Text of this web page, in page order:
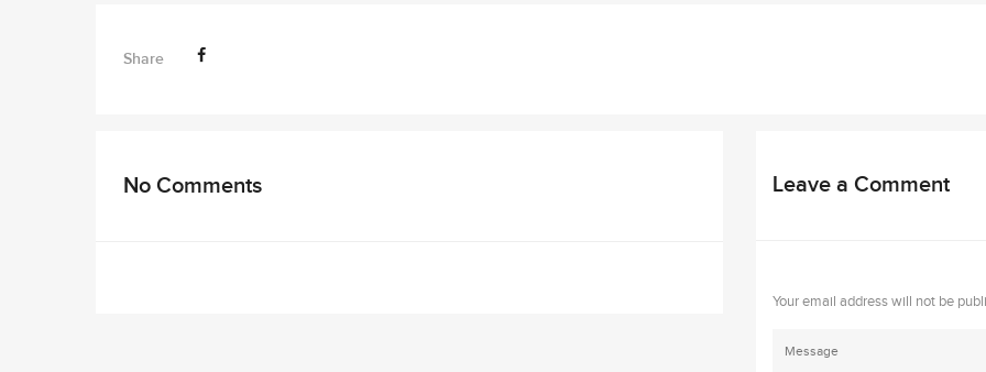
Share
No Comments Leave a Comment
Your email address will not be